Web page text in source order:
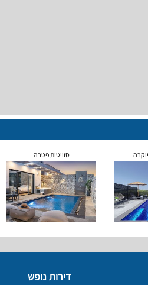
סוויטות פטרה
דירות נופש